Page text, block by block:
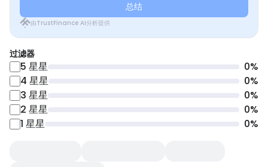
总结
由TrustFinance AI分析提供
过滤器
5 星星 0%
4 星星 0%
3 星星 0%
2 星星 0%
1 星星 0%